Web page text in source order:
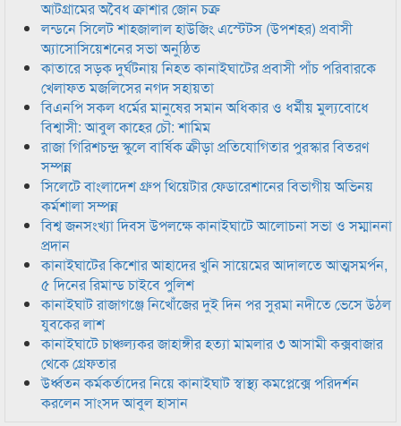
আটগ্রামের অবৈধ ক্রাশার জোন চক্র
লন্ডনে সিলেট শাহজালাল হাউজিং এস্টেটস (উপশহর) প্রবাসী
অ্যাসোসিয়েশনের সভা অনুষ্ঠিত
কাতারে সড়ক দুর্ঘটনায় নিহত কানাইঘাটের প্রবাসী পাঁচ পরিবারকে
খেলাফত মজলিসের নগদ সহায়তা
বিএনপি সকল ধর্মের মানুষের সমান অধিকার ও ধর্মীয় মুল্যবোধে
বিশ্বাসী: আবুল কাহের চৌ: শামিম
রাজা গিরিশচন্দ্র স্কুলে বার্ষিক ক্রীড়া প্রতিযোগিতার পুরস্কার বিতরণ
সম্পন্ন
সিলেটে বাংলাদেশ গ্রুপ থিয়েটার ফেডারেশানের বিভাগীয় অভিনয়
কর্মশালা সম্পন্ন
বিশ্ব জনসংখ্যা দিবস উপলক্ষে কানাইঘাটে আলোচনা সভা ও সম্মাননা
প্রদান
কানাইঘাটের কিশোর আহাদের খুনি সায়েমের আদালতে আত্মসমর্পন,
৫ দিনের রিমান্ড চাইবে পুলিশ
কানাইঘাট রাজাগঞ্জে নিখোঁজের দুই দিন পর সুরমা নদীতে ভেসে উঠল
যুবকের লাশ
কানাইঘাটে চাঞ্চল্যকর জাহাঙ্গীর হত্যা মামলার ৩ আসামী কক্সবাজার
থেকে গ্রেফতার
উর্ধ্বতন কর্মকর্তাদের নিয়ে কানাইঘাট স্বাস্থ্য কমপ্লেক্সে পরিদর্শন
করলেন সাংসদ আবুল হাসান